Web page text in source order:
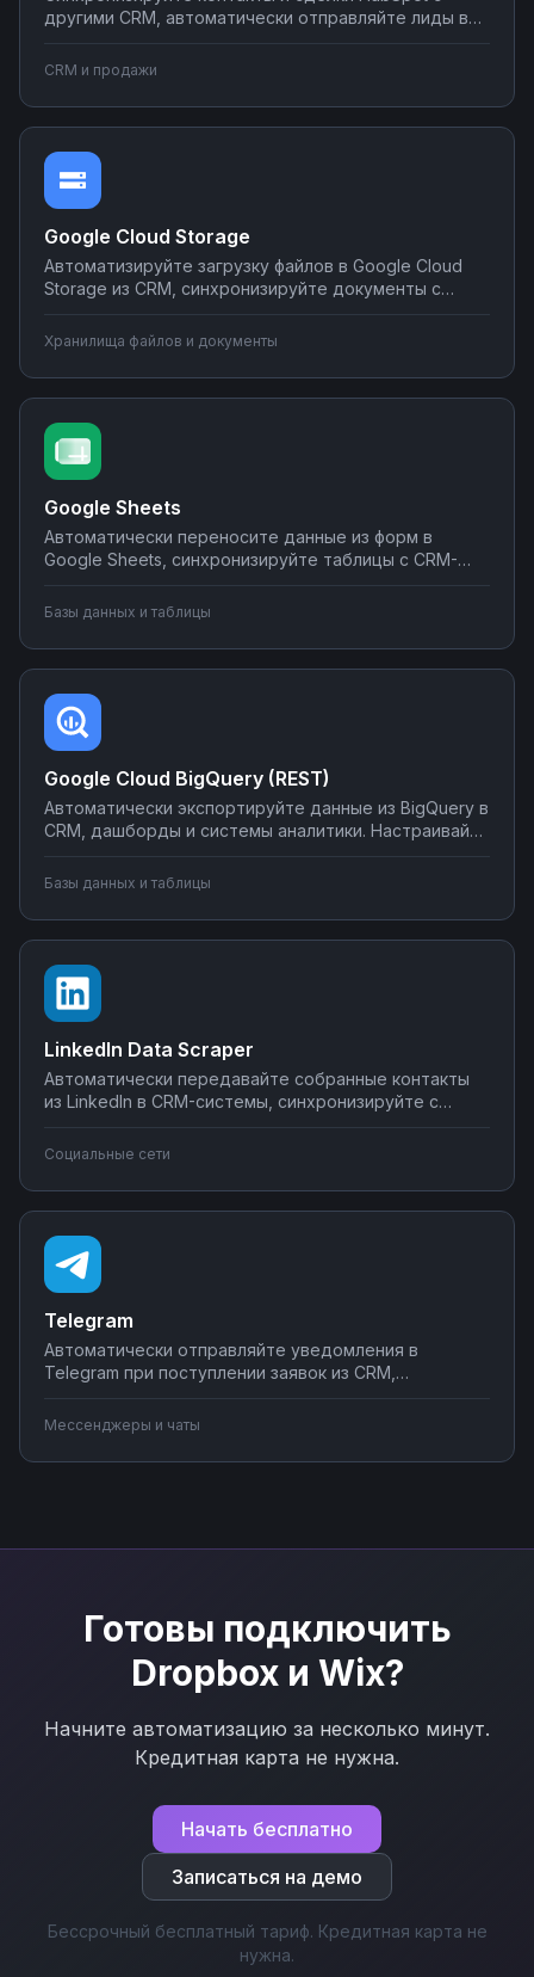
другими CRM, автоматически отправляйте лиды в
в планировщиках при изменении статуса сделки.
Настраивайте двусторонний обмен данными без
программирования на платформе Nodul.
CRM и продажи
Google Cloud Storage
Автоматизируйте загрузку файлов в Google Cloud
Storage из CRM, синхронизируйте документы с
уведомления о новых файлах в мессенджеры.
Создавайте интеграции облачного хранилища без
программирования на Nodul.
Хранилища файлов и документы
Google Sheets
Автоматически переносите данные из форм в
Google Sheets, синхронизируйте таблицы с CRM-
почте или в мессенджеры. Настраивайте
простых сценариев до сложной автоматизации
аналитики.
Базы данных и таблицы
Google Cloud BigQuery (REST)
Автоматически экспортируйте данные из BigQuery в
CRM, дашборды и системы аналитики. Настраивайте
метрики с внешними сервисами, создавайте
Управляйте интеграциями BigQuery без SQL-
программирования.
Базы данных и таблицы
LinkedIn Data Scraper
Автоматически передавайте собранные контакты
из LinkedIn в CRM-системы, синхронизируйте с
продаж. Настройте интеграции LinkedIn Data Scraper
сложных сценариев обработки лидов.
Социальные сети
Telegram
Автоматически отправляйте уведомления в
Telegram при поступлении заявок из CRM,
запросов, синхронизируйте сообщения с системами
учета. Подключите мессенджер к вашим бизнес-
процессам через Nodul без программирования за
Мессенджеры и чаты
Готовы подключить
Dropboxи Wix?
Начните автоматизацию за несколько минут.
Кредитная карта не нужна.
Начать бесплатно
Записаться на демо
Бессрочный бесплатный тариф. Кредитная карта не
нужна.